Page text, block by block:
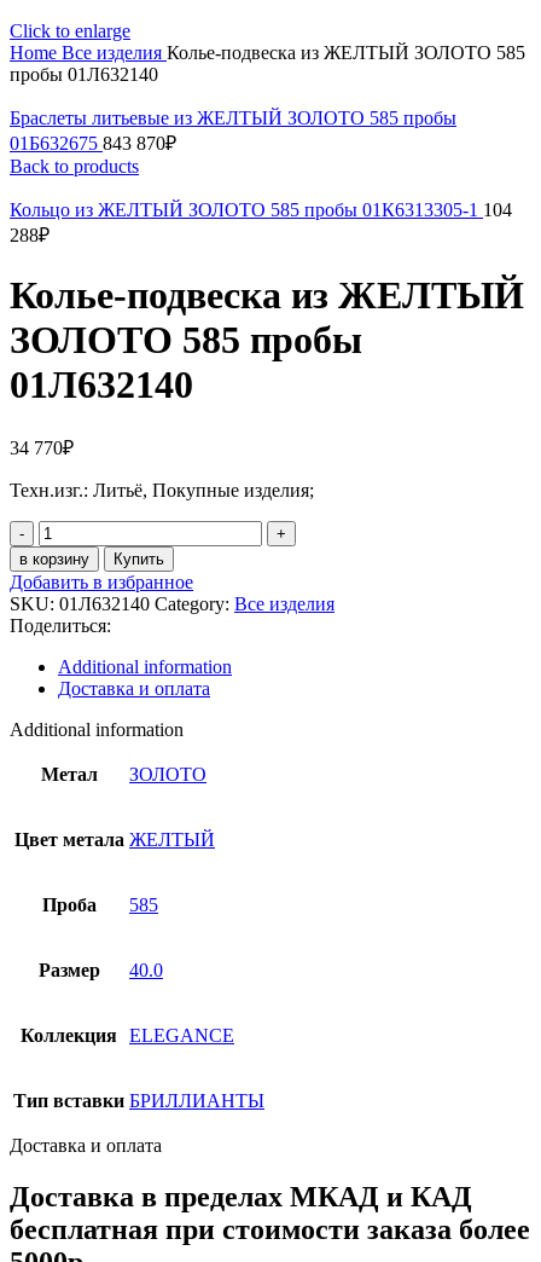
Click to enlarge
Home Все изделия Колье-подвеска из ЖЕЛТЫЙ ЗОЛОТО 585
пробы 01Л632140
Браслеты литьевые из ЖЕЛТЫЙ ЗОЛОТО 585 пробы
01Б632675 843 870₽
Back to products
Кольцо из ЖЕЛТЫЙ ЗОЛОТО 585 пробы 01К6313305-1 104
288₽
Колье-подвеска из ЖЕЛТЫЙ
ЗОЛОТО 585 пробы
01Л632140
34 770₽
Техн.изг.: Литьё, Покупные изделия;
Колье-
подвеска
из
ЖЕЛТЫЙ
ЗОЛОТО
585
пробы
01Л632140
quantity
в корзину Купить
Добавить в избранное
SKU: 01Л632140 Category: Все изделия
Поделиться:
Additional information
Доставка и оплата
Additional information
Метал ЗОЛОТО
Цвет метала ЖЕЛТЫЙ
Проба 585
Размер 40.0
Коллекция ELEGANCE
Тип вставки БРИЛЛИАНТЫ
Доставка и оплата
Доставка в пределах МКАД и КАД
бесплатная при стоимости заказа более